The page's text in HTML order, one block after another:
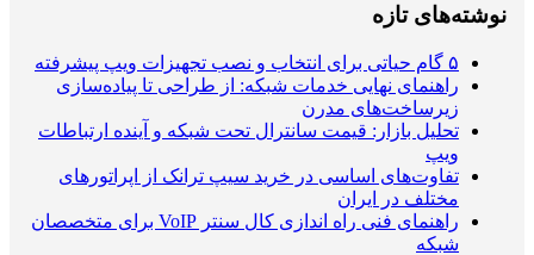
نوشته‌های تازه
۵ گام حیاتی برای انتخاب و نصب تجهیزات ویپ پیشرفته
راهنمای نهایی خدمات شبکه: از طراحی تا پیاده‌سازی
زیرساخت‌های مدرن
تحلیل بازار: قیمت سانترال تحت شبکه و آینده ارتباطات
ویپ
تفاوت‌های اساسی در خرید سیپ ترانک از اپراتورهای
مختلف در ایران
راهنمای فنی راه اندازی کال سنتر VoIP برای متخصصان
شبکه